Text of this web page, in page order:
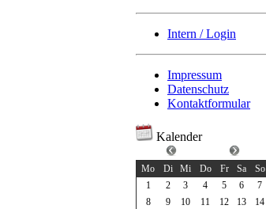
Intern / Login
Impressum
Datenschutz
Kontaktformular
Kalender
Mo
Di Mi Do Fr Sa
So
1
2 3 4 5 6
7
8
9 10 11 12 13
14